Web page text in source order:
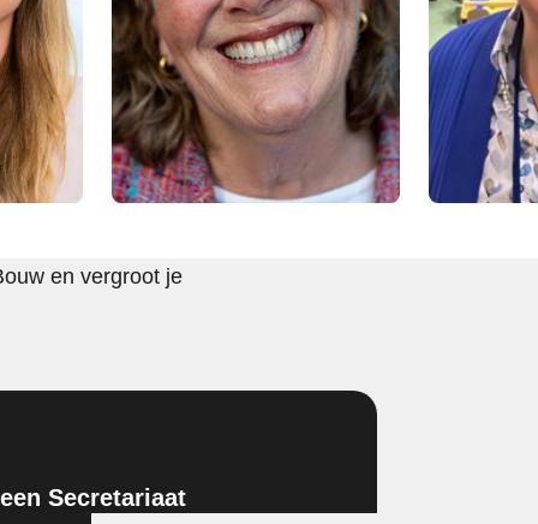
en vergroot je
Secretariaat